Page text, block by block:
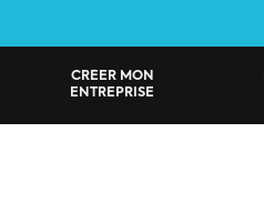
CRÉER MON
ENTREPRISE